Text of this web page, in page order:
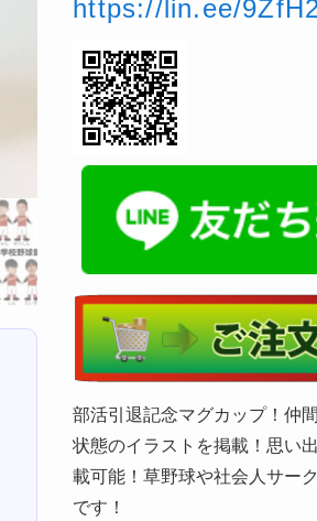
https://lin.ee/
部活引退記念マグカップ！仲
状態のイラストを掲載！思い
載可能！草野球や社会人サー
です！